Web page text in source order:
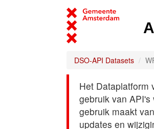
DSO-API Datasets
Het Dataplatform
gebruik van
gebruik maakt
updates en